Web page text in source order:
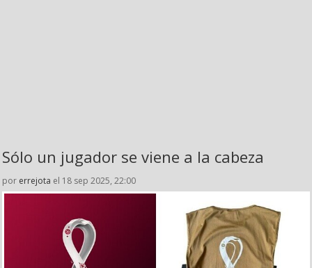
Sólo un jugador se viene a la cabeza
por errejota el 18 sep 2025, 22:00